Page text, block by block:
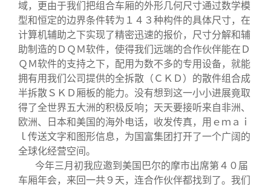
域，更由于我们把组合车厢的外形几何尺寸通过数学模
型和恒定的边界条件转为１４３种构件的具体尺寸，在
计算机辅助之下实现了精密迅速的报价，尺寸分解和辅
助制造的ＤＱＭ软件，使得我们远端的合作伙伴能在Ｄ
ＱＭ软件的支持之下，配用为数不多的专用设备，就能
拥有用我们公司提供的全拆散（ＣＫＤ）的散件组合成
半拆散ＳＫＤ厢板的能力。没有想到这一小小进展竟取
得了全世界五大洲的积极反响；天天要接听来自非洲、
欧洲、日本和美国的海外电话，收发传真，用ｅｍａｉ
ｌ传送文字和图形信息，为国富集团打开了一个广阔的
全球化经营空间。
今年三月初我应邀到美国巴尔的摩市出席第４０届
车厢年会，来回一共９天，连合作伙伴都找到了。我们